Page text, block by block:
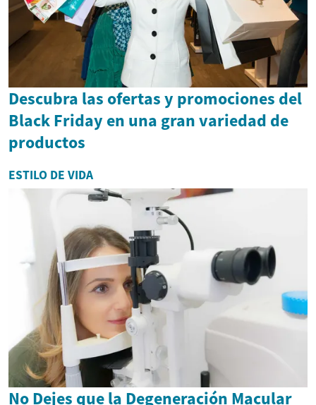
Descubra las ofertas y promociones del
Black Friday en una gran variedad de
productos
ESTILO DE VIDA
No Dejes que la Degeneración Macular